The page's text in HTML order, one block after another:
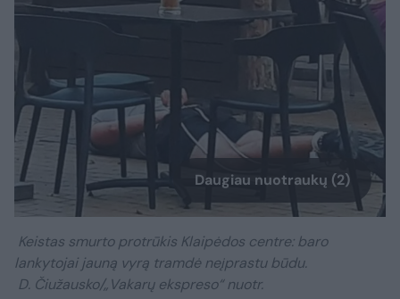
Daugiau nuotraukų (2)
Keistas smurto protrūkis Klaipėdos centre: baro
lankytojai jauną vyrą tramdė neįprastu būdu.
D. Čiužausko/„Vakarų ekspreso“ nuotr.